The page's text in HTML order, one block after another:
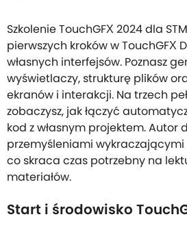
Szkolenie TouchGFX 2024 dla
pierwszych kroków w TouchGFX
własnych interfejsów. Poznasz
wyświetlaczy, strukturę plików
ekranów i interakcji. Na trzech
zobaczysz, jak łączyć
kod z własnym projektem. Autor
przemyśleniami
co skraca czas potrzebny na
materiałów.
Start i środowisko